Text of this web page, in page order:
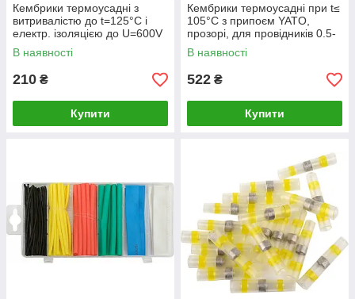
Кембрики термоусадні з
витривалістю до t=125°C і
електр. ізоляцією до U=600V
YATO, наб 127шт. [5/20]
В наявності
210 ₴
Купити
Кембрики термоусадні при t≤
105°C з припоєм YATO,
прозорі, для провідників 0.5-
1,5 мм², 100 шт [378]
В наявності
522 ₴
Купити